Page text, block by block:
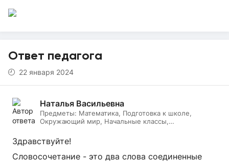
Ответ педагога
22 января 2024
Наталья Васильевна
Предметы: Математика, Подготовка к школе,
Окружающий мир, Начальные классы,
Здравствуйте!
Словосочетание - это два слова соединенные